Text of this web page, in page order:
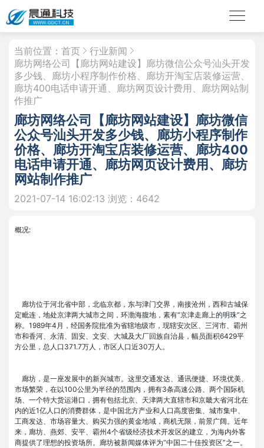
当前位置： 首页
行业新闻
廊坊网络公司【廊坊网站建设】廊坊微信公众号汕头开发
多少钱、廊坊小程序制作价格、廊坊开淘宝店装修运营、
廊坊400电话申请开通、廊坊网页设计费用、廊坊网站制
作推广
廊坊网络公司【廊坊网站建设】廊坊微信
公众号汕头开发多少钱、廊坊小程序制作
价格、廊坊开淘宝店装修运营、廊坊400
电话申请开通、廊坊网页设计费用、廊坊
网站制作推广
2021-07-14 16:02:13 浏览：4642
概况:
廊坊位于河北省中部，北临京都，东与津门交界，南接沧州，西和古城保
定毗连，地处京津两大城市之间，环渤海腹地，素有“京津走廊上的明珠”之
称。1989年4月，经国务院批准为省辖地级市，现辖安次区、三河市、霸州
市和香河、永清、固安、文安、大城及大厂回族自治县，幅员面积6429平
方公里，总人口371.7万人，市区人口近30万人。
廊坊，是一座发展中的新兴城市。这里交通发达、通讯便捷、环境优美、
市场繁荣，在以100公里为半径的范围内，拥有3条高速公路、两个国际机
场、一个特大货运港口，拥有包括北京、天津两大直辖市和京畿大省河北在
内的近1亿人口的消费群体，是中国北方产业和人口高度密集、城市集中、
工商发达、市场容量大、购买力强的黄金地域，商机无限，前景广阔。近年
来，廊坊、燕郊、安平、霸州4个省级经济技术开发区的建立，为海内外客
商提供了理想的投资场所。廊坊被新闻媒体评为“中国二十佳投资区”之一。